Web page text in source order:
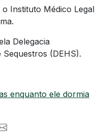
Instituto Médico Legal
Delegacia
Sequestros (DEHS).
enquanto ele dormia